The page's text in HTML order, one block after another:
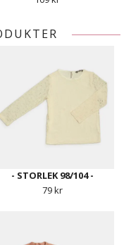
- STORLEK 98/104 -
79 kr